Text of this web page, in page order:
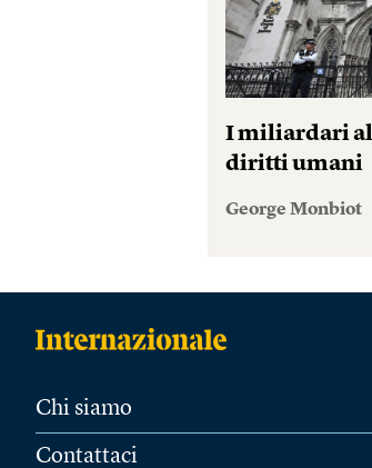
I miliardari
diritti umani
George Monbiot
Chi siamo
Contattaci